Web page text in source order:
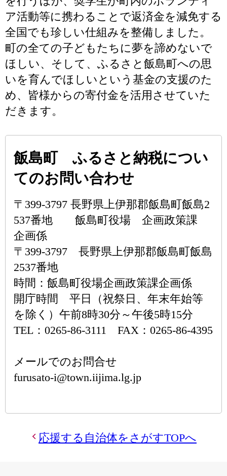
ア活動等に携わることで返済金を減免する
全国でも珍しい仕組みを整備しました。
町の全ての子どもたちに夢を諦めないで
ほしい、そして、ふるさと飯島町への思
いを育んでほしいという基金の支援のた
め、皆様からの寄付金を活用させていた
だきます。
飯島町 ふるさと納税につい
てのお問い合わせ
〒399-3797 長野県上伊那郡飯島町飯島2
537番地 飯島町役場 企画政策課
企画係
〒399-3797 長野県上伊那郡飯島町飯島
2537番地
時間：飯島町役場企画政策課企画係
開庁時間 平日（祝祭日、年末年始等
を除く）午前8時30分～午後5時15分
TEL：0265-86-3111 FAX：0265-86-4395
メールでのお問合せ
furusato-i@town.iijima.lg.jp
応援する自治体をさがすTOPへ